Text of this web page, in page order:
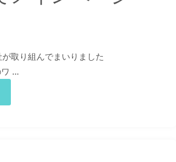
取り組んでまいりました
…